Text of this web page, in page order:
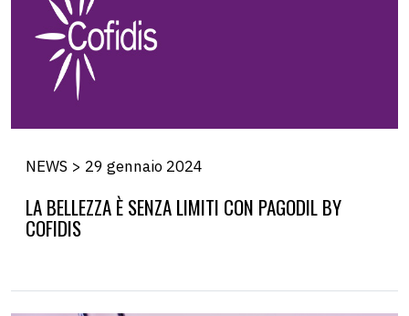
NEWS > 29 gennaio 2024
LA BELLEZZA È SENZA LIMITI CON PAGODIL BY
COFIDIS